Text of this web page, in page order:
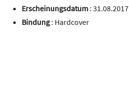
Erscheinungsdatum : 31.08.2017
Bindung: Hardcover